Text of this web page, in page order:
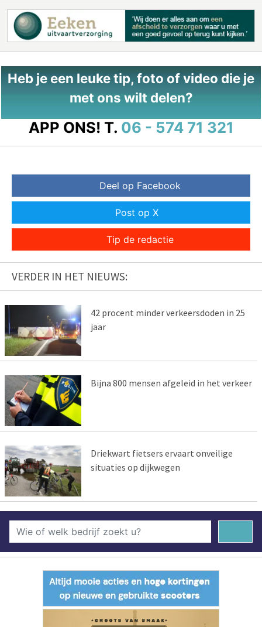
Heb je een leuke tip, foto of video die je
met ons wilt delen?
APP ONS! T. 06 - 574 71 321
Deel op Facebook
Post op X
Tip de redactie
VERDER IN HET NIEUWS:
42 procent minder verkeersdoden in 25
jaar
Bijna 800 mensen afgeleid in het verkeer
Driekwart fietsers ervaart onveilige
situaties op dijkwegen